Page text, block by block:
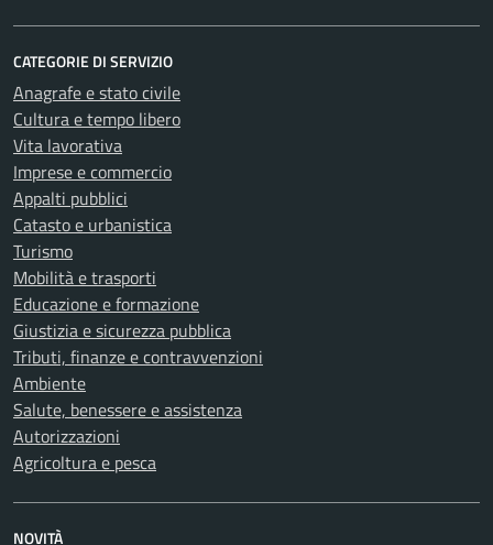
CATEGORIE DI SERVIZIO
Anagrafe e stato civile
Cultura e tempo libero
Vita lavorativa
Imprese e commercio
Appalti pubblici
Catasto e urbanistica
Turismo
Mobilità e trasporti
Educazione e formazione
Giustizia e sicurezza pubblica
Tributi, finanze e contravvenzioni
Ambiente
Salute, benessere e assistenza
Autorizzazioni
Agricoltura e pesca
NOVITÀ